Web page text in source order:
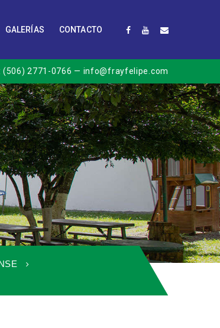
GALERÍAS CONTACTO
(506) 2771-0766 — info@frayfelipe.com